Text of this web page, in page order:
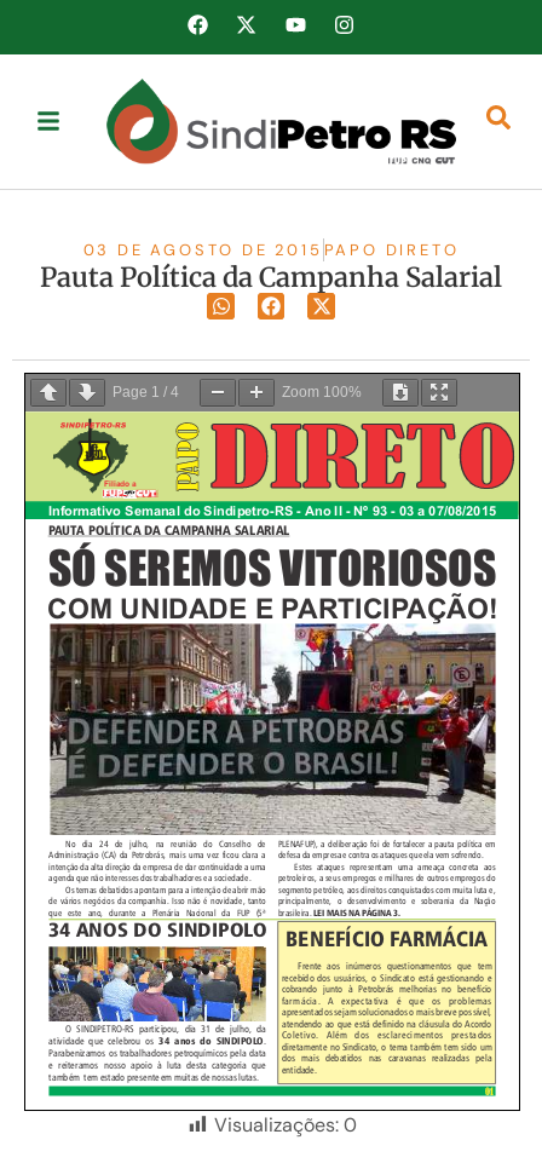
03 DE AGOSTO DE 2015 PAPO DIRETO
Pauta Política da Campanha Salarial
Page 1 / 4 Zoom 100%
Visualizações:0